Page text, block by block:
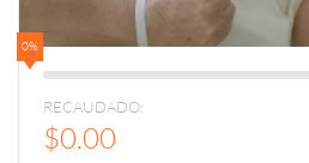
0%
RECAUDADO:
$0.00